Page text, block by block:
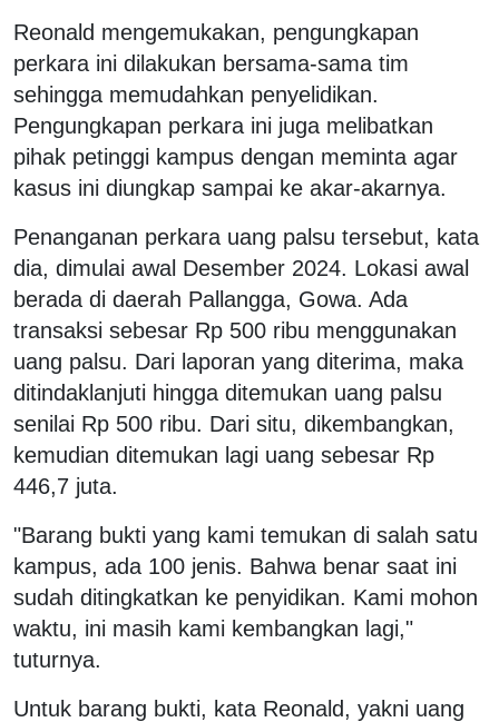
Reonald mengemukakan, pengungkapan
perkara ini dilakukan bersama-sama tim
sehingga memudahkan penyelidikan.
Pengungkapan perkara ini juga melibatkan
pihak petinggi kampus dengan meminta agar
kasus ini diungkap sampai ke akar-akarnya.
Penanganan perkara uang palsu tersebut, kata
dia, dimulai awal Desember 2024. Lokasi awal
berada di daerah Pallangga, Gowa. Ada
transaksi sebesar Rp 500 ribu menggunakan
uang palsu. Dari laporan yang diterima, maka
ditindaklanjuti hingga ditemukan uang palsu
senilai Rp 500 ribu. Dari situ, dikembangkan,
kemudian ditemukan lagi uang sebesar Rp
446,7 juta.
"Barang bukti yang kami temukan di salah satu
kampus, ada 100 jenis. Bahwa benar saat ini
sudah ditingkatkan ke penyidikan. Kami mohon
waktu, ini masih kami kembangkan lagi,"
tuturnya.
Untuk barang bukti, kata Reonald, yakni uang